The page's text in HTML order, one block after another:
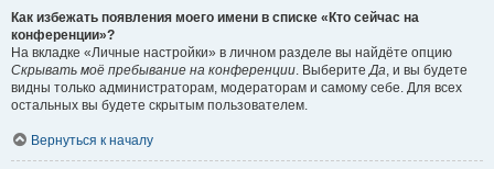
Как избежать появления моего имени в списке «Кто сейчас на
конференции»?
На вкладке «Личные настройки» в личном разделе вы найдёте опцию
Скрывать моё пребывание на конференции. ВыберитеДа, и вы будете
видны только администраторам, модераторам и самому себе. Для всех
остальных вы будете скрытым пользователем.
Вернуться к началу